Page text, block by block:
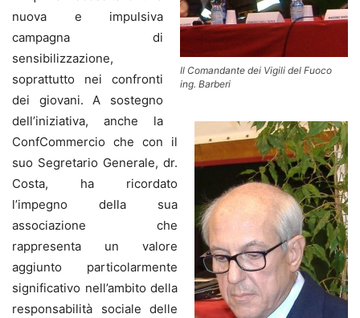
Il Comandante dei Vigili del Fuoco
ing. Barberi
nuova e impulsiva
campagna di
sensibilizzazione,
soprattutto nei confronti
dei giovani. A sostegno
dell’iniziativa, anche la
ConfCommercio che con il
suo Segretario Generale, dr.
Costa, ha ricordato
l’impegno della sua
associazione che
rappresenta un valore
aggiunto particolarmente
significativo nell’ambito della
responsabilità sociale delle